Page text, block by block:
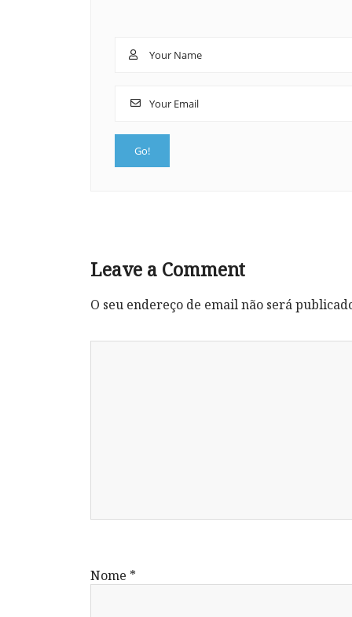
Leave a Comment
O seu endereço de email não será
Nome *